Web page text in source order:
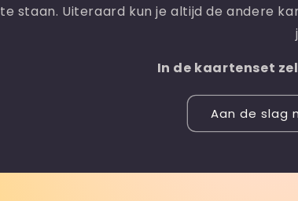
te staan. Uiteraard kun je altijd de andere
In de kaartenset
Aan de slag